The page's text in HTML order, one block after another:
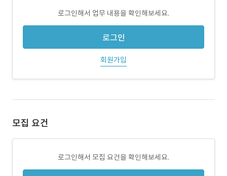
로그인해서 업무 내용을 확인해보세요.
로그인
회원가입
모집 요건
로그인해서 모집 요건을 확인해보세요.